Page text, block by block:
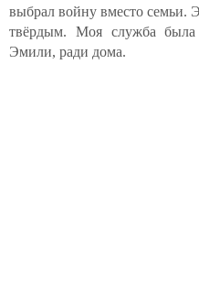
выбрал войну вместо семьи.
твёрдым. Моя служба
Эмили, ради дома.